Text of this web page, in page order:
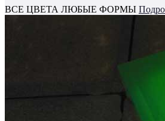
ВСЕ ЦВЕТА ЛЮБЫЕ ФОРМЫ